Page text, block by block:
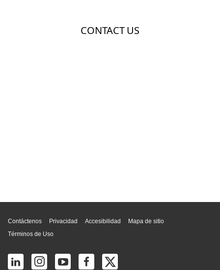
Contáctenos Privacidad Accesibilidad
Mapa de sitio
Términos de Uso